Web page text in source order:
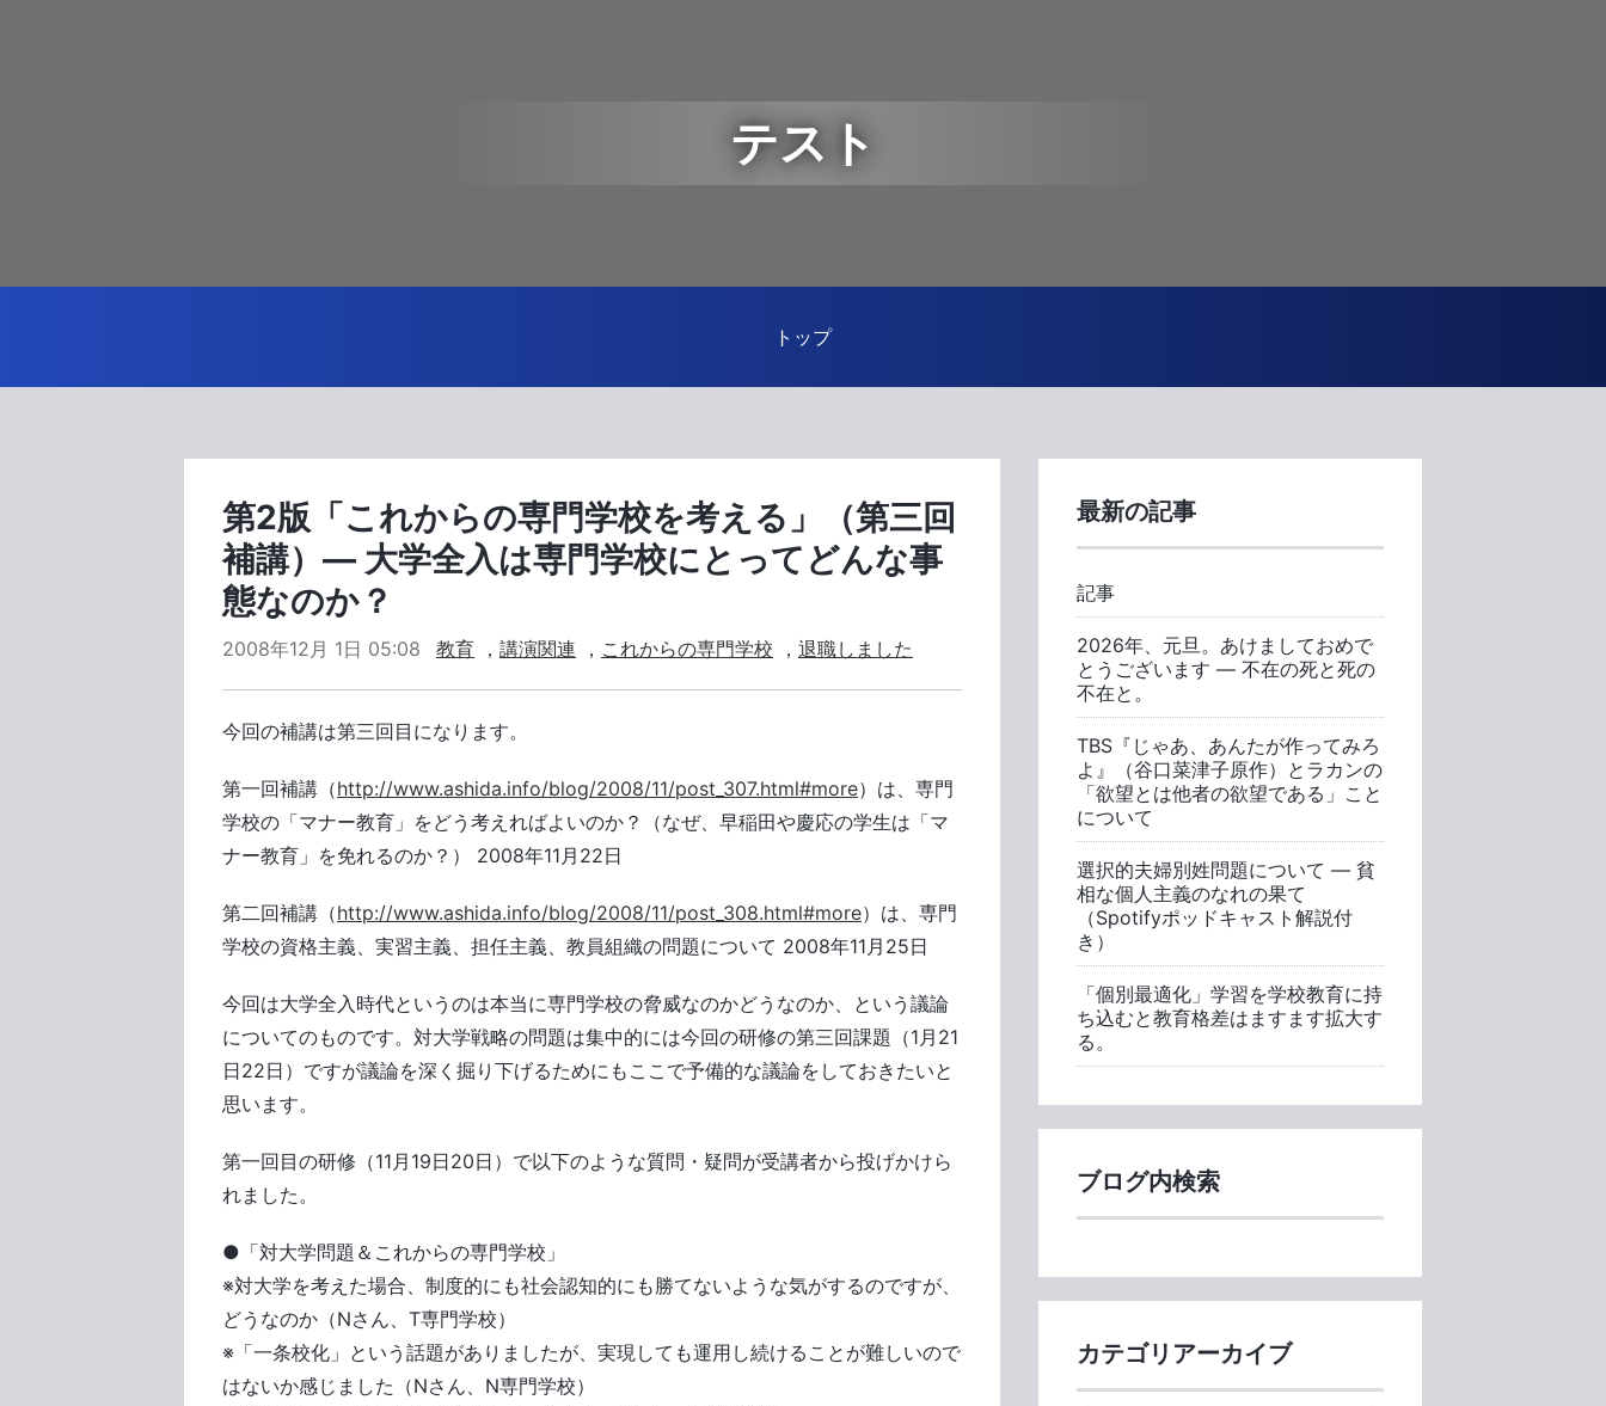
テスト
トップ
第2版「これからの専門学校を考える」（第三回
補講）― 大学全入は専門学校にとってどんな事
態なのか？
2008年12月 1日 05:08 教育 ， 講演関連 ， これからの専門学校 ， 退職しました
今回の補講は第三回目になります。
第一回補講（http://www.ashida.info/blog/2008/11/post_307.html#more）は、専門
学校の「マナー教育」をどう考えればよいのか？（なぜ、早稲田や慶応の学生は「マ
ナー教育」を免れるのか？） 2008年11月22日
第二回補講（http://www.ashida.info/blog/2008/11/post_308.html#more）は、専門
学校の資格主義、実習主義、担任主義、教員組織の問題について 2008年11月25日
今回は大学全入時代というのは本当に専門学校の脅威なのかどうなのか、という議論
についてのものです。対大学戦略の問題は集中的には今回の研修の第三回課題（1月21
日22日）ですが議論を深く掘り下げるためにもここで予備的な議論をしておきたいと
思います。
第一回目の研修（11月19日20日）で以下のような質問・疑問が受講者から投げかけら
れました。
●「対大学問題＆これからの専門学校」
※対大学を考えた場合、制度的にも社会認知的にも勝てないような気がするのですが、
どうなのか（Nさん、T専門学校）
※「一条校化」という話題がありましたが、実現しても運用し続けることが難しいので
はないか感じました（Nさん、N専門学校）
最新の記事
記事
2026年、元旦。あけましておめで
とうございます ― 不在の死と死の
不在と。
TBS『じゃあ、あんたが作ってみろ
よ』（谷口菜津子原作）とラカンの
「欲望とは他者の欲望である」こと
について
選択的夫婦別姓問題について ― 貧
相な個人主義のなれの果て
（Spotifyポッドキャスト解説付
き）
「個別最適化」学習を学校教育に持
ち込むと教育格差はますます拡大す
る。
ブログ内検索
カテゴリアーカイブ